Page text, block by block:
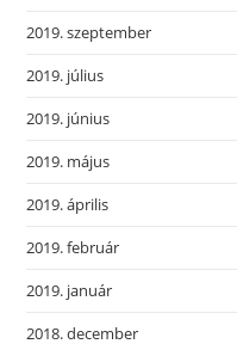
2019. szeptember
2019. július
2019. június
2019. május
2019. április
2019. február
2019. január
2018. december